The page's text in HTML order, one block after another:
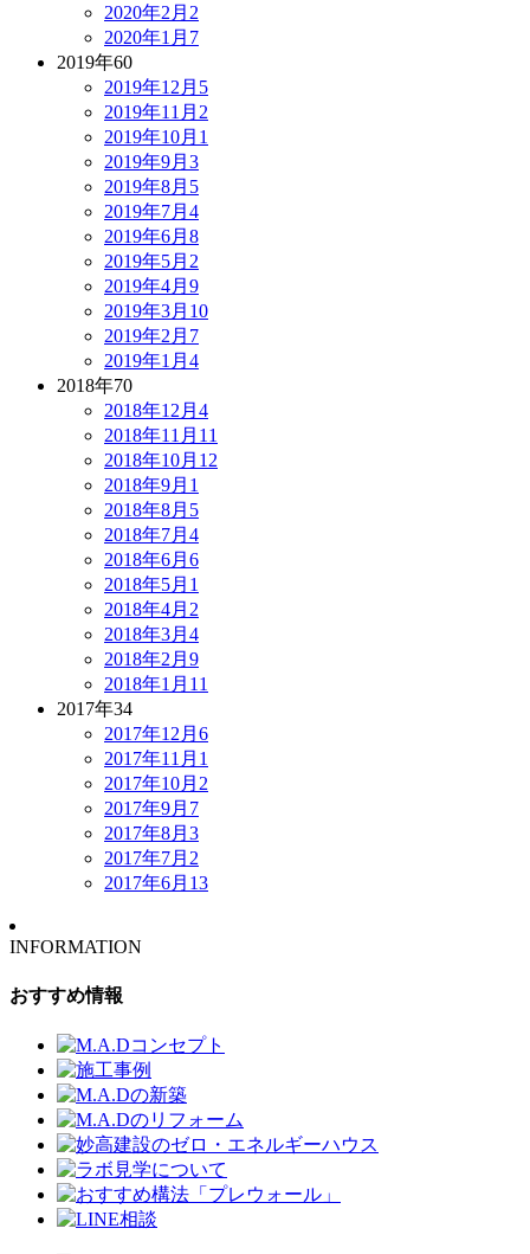
2020年2月 2
2020年1月 7
2019年60
2019年12月 5
2019年11月 2
2019年10月 1
2019年9月 3
2019年8月 5
2019年7月 4
2019年6月 8
2019年5月 2
2019年4月 9
2019年3月 10
2019年2月 7
2019年1月 4
2018年70
2018年12月 4
2018年11月 11
2018年10月 12
2018年9月 1
2018年8月 5
2018年7月 4
2018年6月 6
2018年5月 1
2018年4月 2
2018年3月 4
2018年2月 9
2018年1月 11
2017年34
2017年12月 6
2017年11月 1
2017年10月 2
2017年9月 7
2017年8月 3
2017年7月 2
2017年6月 13
INFORMATION
おすすめ情報